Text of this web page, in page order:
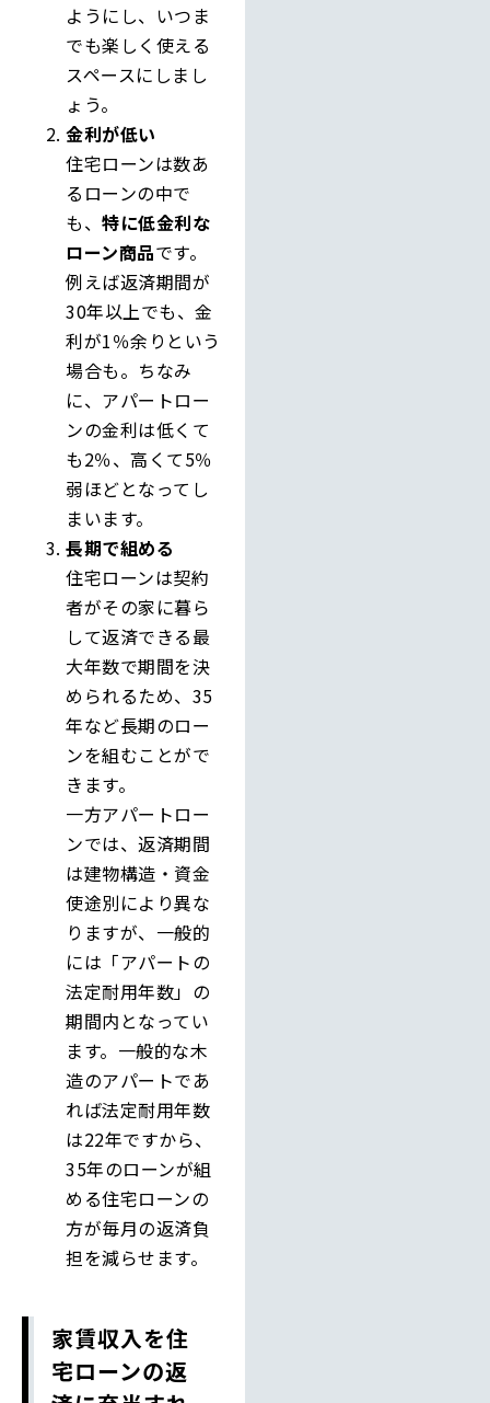
ようにし、いつま
でも楽しく使える
スペースにしまし
ょう。
金利が低い
住宅ローンは数あ
るローンの中で
も、 特に低金利な
ローン商品です。
例えば返済期間が
30年以上でも、金
利が1％余りという
場合も。ちなみ
に、アパートロー
ンの金利は低くて
も2％、高くて5％
弱ほどとなってし
まいます。
長期で組める
住宅ローンは契約
者がその家に暮ら
して返済できる最
大年数で期間を決
められるため、35
年など長期のロー
ンを組むことがで
きます。
一方アパートロー
ンでは、返済期間
は建物構造・資金
使途別により異な
りますが、一般的
には「アパートの
法定耐用年数」の
期間内となってい
ます。一般的な木
造のアパートであ
れば法定耐用年数
は22年ですから、
35年のローンが組
める住宅ローンの
方が毎月の返済負
担を減らせます。
家賃収入を住
宅ローンの返